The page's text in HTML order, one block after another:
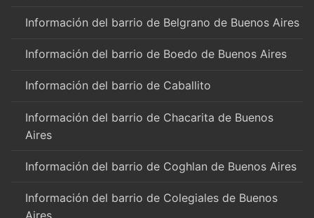
Información del barrio de Belgrano de Buenos Aires
Información del barrio de Boedo de Buenos Aires
Información del barrio de Caballito
Información del barrio de Chacarita de Buenos
Aires
Información del barrio de Coghlan de Buenos Aires
Información del barrio de Colegiales de Buenos
Aires